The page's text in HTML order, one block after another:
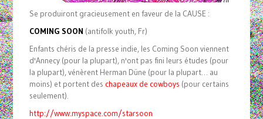
Se produiront gracieusement en faveur de la CAUSE :
COMING SOON (antifolk youth, Fr)
Enfants chéris de la presse indie, les Coming Soon viennent
d'Annecy (pour la plupart), n'ont pas fini leurs études (pour
la plupart), vénèrent Herman Düne (pour la plupart… au
moins) et portent des chapeaux de cowboys (pour certains
seulement).
http://www.myspace.com/starsoon